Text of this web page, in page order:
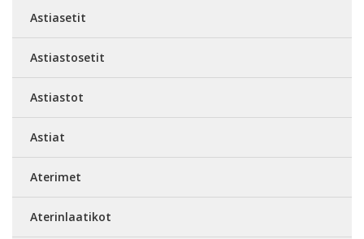
Astiasetit
Astiastosetit
Astiastot
Astiat
Aterimet
Aterinlaatikot